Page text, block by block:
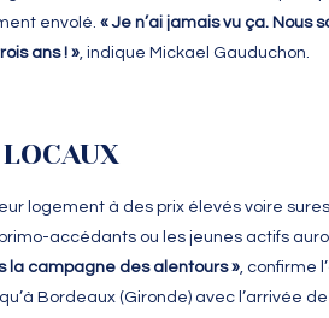
envolé. « Je n’ai jamais vu ça. Nous
ans ! », indique Mickael Gauduchon.
logement à des prix élevés voire
accédants ou les jeunes actifs
la campagne des alentours », confirme
Bordeaux (Gironde) avec l’arrivée de